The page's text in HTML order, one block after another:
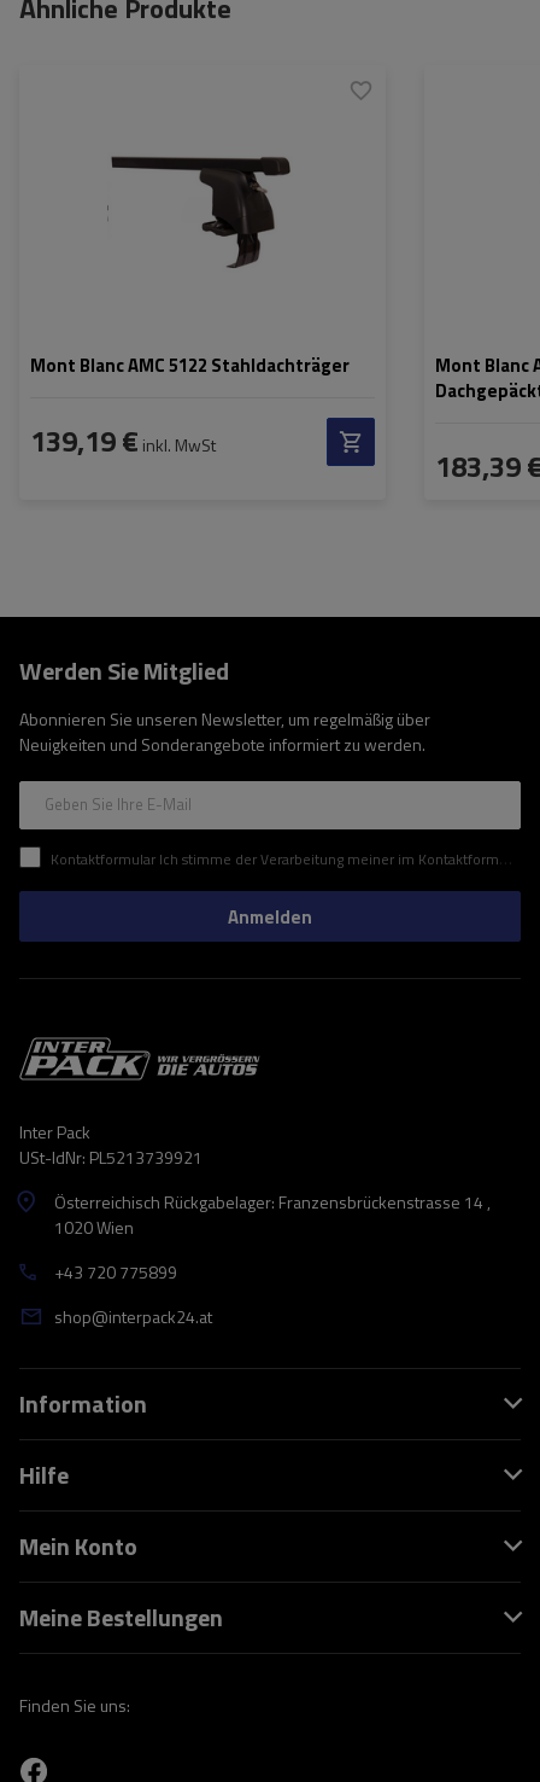
Ähnliche Produkte
Mont Blanc AMC 5122 Stahldachträger
139,19 € inkl. MwSt
Mont Blanc
183,39
Werden Sie Mitglied
Abonnieren Sie unseren Newsletter, um regelmäßig über
Neuigkeiten und Sonderangebote informiert zu werden.
Geben Sie Ihre E-Mail
Kontaktformular Ich stimme der Verarbeitung meiner im Kontaktformular enthaltenen personenbezogenen Daten gemäß der Verordnung (EU) des Europäischen Parlaments und des Rates zu.
Anmelden
Inter Pack
USt-IdNr: PL5213739921
Österreichisch Rückgabelager: Franzensbrückenstrasse 14 ,
1020 Wien
+43 720 775899
shop@interpack24.at
Information
Hilfe
Mein Konto
Meine Bestellungen
Finden Sie uns: